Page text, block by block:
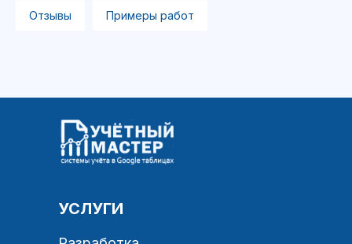
Отзывы Примеры работ
УСЛУГИ